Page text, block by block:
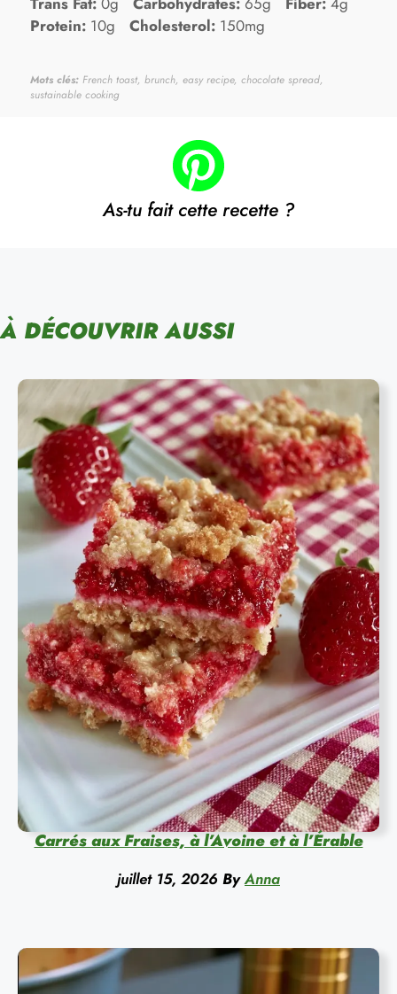
Protein: 10g Cholesterol: 150mg
Mots clés: French toast, brunch, easy recipe, chocolate spread,
sustainable cooking
As-tu fait cette recette ?
À DÉCOUVRIR AUSSI
Carrés aux Fraises, à l’Avoine et à l’Érable
juillet 15, 2026 By Anna